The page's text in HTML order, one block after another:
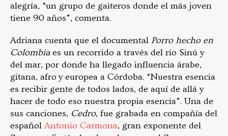
alegría, “un grupo de gaiteros donde el más joven
tiene 90 años”, comenta.
Adriana cuenta que el documental Porro hecho en
Colombia es un recorrido a través del río Sinú y
del mar, por donde ha llegado influencia árabe,
gitana, afro y europea a Córdoba. “Nuestra esencia
es recibir gente de todos lados, de aquí de allá y
hacer de todo eso nuestra propia esencia”. Una de
sus canciones, Cedro, fue grabada en compañía del
españolAntonio Carmona, gran exponente del